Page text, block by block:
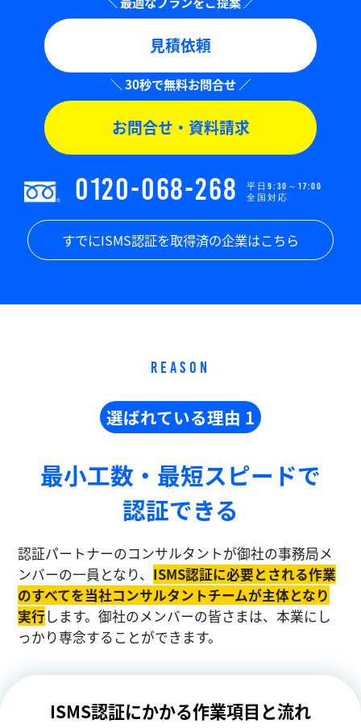
見積依頼
お問合せ・資料請求
0120-068-268
平日9:30～17:00
全国対応
すでにISMS認証を取得済の企業はこちら
REASON
選ばれている理由 1
最小工数・最短スピードで
認証できる
認証パートナーのコンサルタントが御社の事務局メ
ンバーの一員となり、 ISMS認証に必要とされる作業
のすべてを当社コンサルタントチームが主体となり
実⾏ します。御社のメンバーの皆さまは、本業にし
っかり専念することができます。
ISMS認証にかかる作業項目と流れ